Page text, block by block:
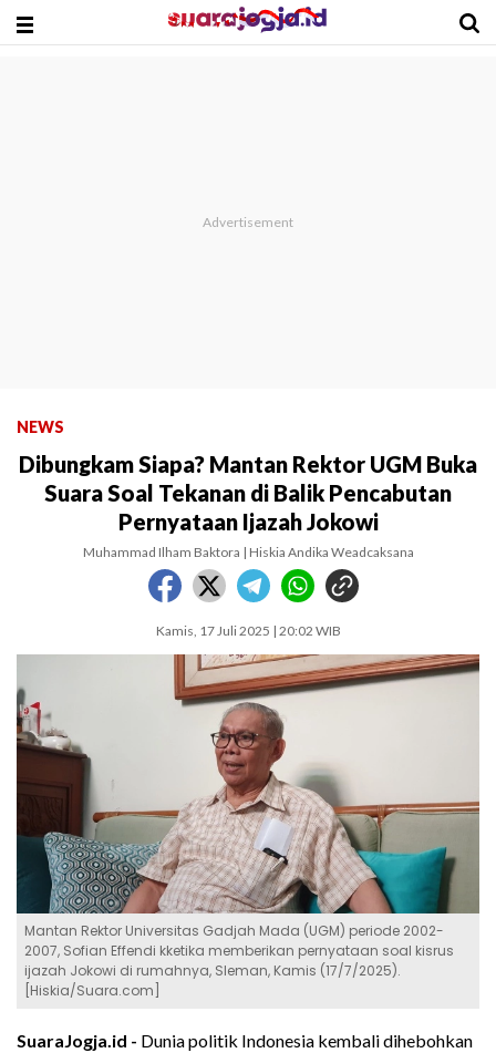
NEWS
Dibungkam Siapa? Mantan Rektor UGM Buka
Suara Soal Tekanan di Balik Pencabutan
Pernyataan Ijazah Jokowi
Muhammad Ilham Baktora | Hiskia Andika Weadcaksana
Kamis, 17 Juli 2025 | 20:02 WIB
Mantan Rektor Universitas Gadjah Mada (UGM) periode 2002-
2007, Sofian Effendi kketika memberikan pernyataan soal kisrus
ijazah Jokowi di rumahnya, Sleman, Kamis (17/7/2025).
[Hiskia/Suara.com]
SuaraJogja.id - Dunia politik Indonesia kembali dihebohkan